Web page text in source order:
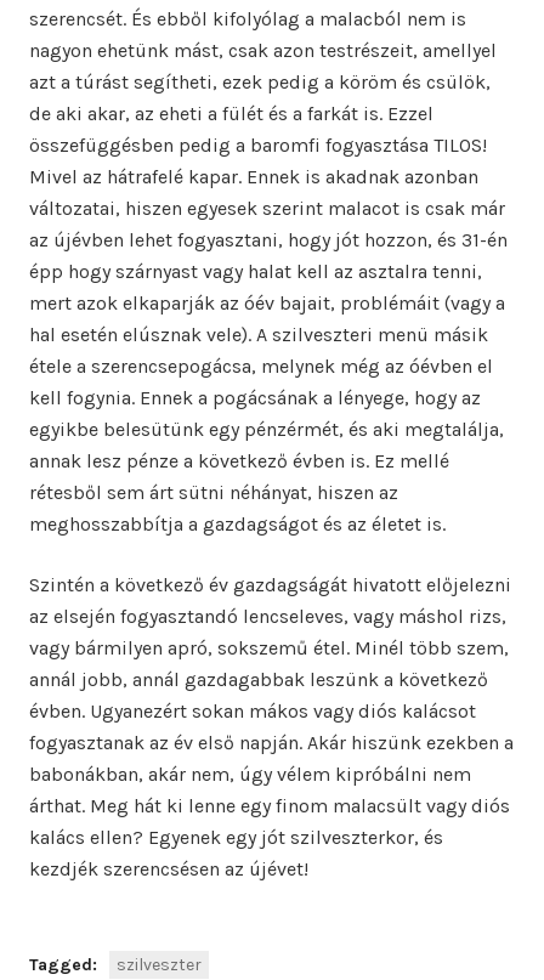
szerencsét. És ebből kifolyólag a malacból nem is
nagyon ehetünk mást, csak azon testrészeit, amellyel
azt a túrást segítheti, ezek pedig a köröm és csülök,
de aki akar, az eheti a fülét és a farkát is. Ezzel
összefüggésben pedig a baromfi fogyasztása TILOS!
Mivel az hátrafelé kapar. Ennek is akadnak azonban
változatai, hiszen egyesek szerint malacot is csak már
az újévben lehet fogyasztani, hogy jót hozzon, és 31-én
épp hogy szárnyast vagy halat kell az asztalra tenni,
mert azok elkaparják az óév bajait, problémáit (vagy a
hal esetén elúsznak vele). A szilveszteri menü másik
étele a szerencsepogácsa, melynek még az óévben el
kell fogynia. Ennek a pogácsának a lényege, hogy az
egyikbe belesütünk egy pénzérmét, és aki megtalálja,
annak lesz pénze a következő évben is. Ez mellé
rétesből sem árt sütni néhányat, hiszen az
meghosszabbítja a gazdagságot és az életet is.
Szintén a következő év gazdagságát hivatott előjelezni
az elsején fogyasztandó lencseleves, vagy máshol rizs,
vagy bármilyen apró, sokszemű étel. Minél több szem,
annál jobb, annál gazdagabbak leszünk a következő
évben. Ugyanezért sokan mákos vagy diós kalácsot
fogyasztanak az év első napján. Akár hiszünk ezekben a
babonákban, akár nem, úgy vélem kipróbálni nem
árthat. Meg hát ki lenne egy finom malacsült vagy diós
kalács ellen? Egyenek egy jót szilveszterkor, és
kezdjék szerencsésen az újévet!
Tagged: szilveszter